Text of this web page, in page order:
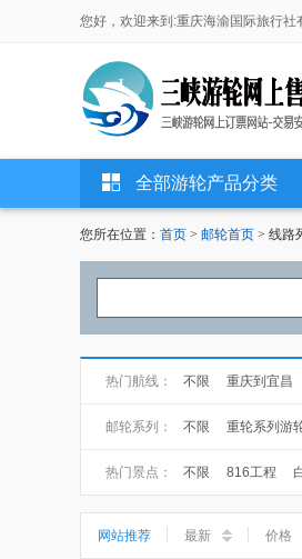
您好，欢迎来到:重庆海渝国际旅行社
全部游轮产品分类
您所在位置： 首页 > 邮轮首页 > 线路
热门航线： 不限 重庆到宜昌
邮轮系列： 不限 重轮系列游
热门景点： 不限 816工程
小三峡
神女溪
网站推荐 最新 价格